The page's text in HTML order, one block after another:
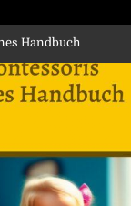
Handbuch